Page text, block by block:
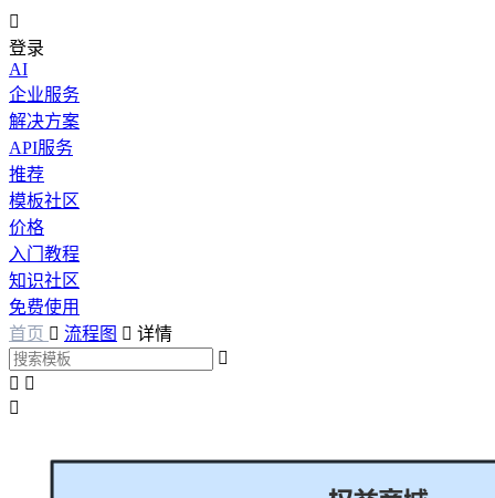

登录
AI
企业服务
解决方案
API服务
推荐
模板社区
价格
入门教程
知识社区
免费使用
首页  流程图  详情

 
